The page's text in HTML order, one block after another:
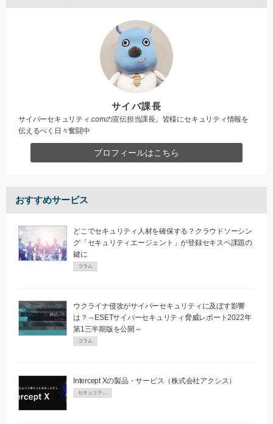
サイバ課長
サイバーセキュリティ.comの宣伝担当課長。皆様にセキュリティ情報を
伝えるべく日々奮闘中
プロフィールはこちら
おすすめサービス
どこでセキュリティ人材を確保する？クラウドソーシン
グ「セキュリティエージェント」が登録セキスペ課題の
鍵に
コラム
ウクライナ侵攻がサイバーセキュリティに及ぼす影響
は？～ESETサイバーセキュリティ脅威レポート2022年
第1三半期版を公開～
コラム
Intercept Xの製品・サービス（株式会社アクシス）
セキュリティPR